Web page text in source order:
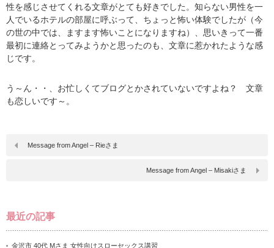
性を感じさせてくれる文章がとても好きでした。知らない男性を一
人でいるホテルの部屋に呼ぶって、ちょっと怖い体験でしたが（今
の世の中では、ますます怖いことになりますね）、思いきって一番
最初に連絡とってみようかと思ったのも、文章に惹かれたような感
じです。
う～ん・・、お忙しくてブログとかされていないですよね？ 文章
も恋しいです～。
Message from Angel – Rieさま
Message from Angel – Misakiさま
最近の記事
金沢市 40代 Mさま 女性向けスローセックス講習